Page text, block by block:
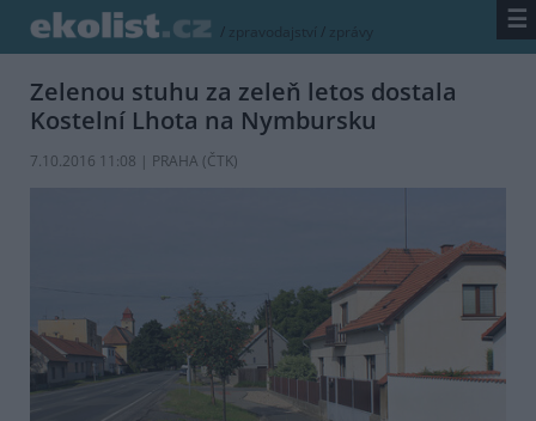
/ zpravodajství / zprávy ☰
Zelenou stuhu za zeleň letos dostala
Kostelní Lhota na Nymbursku
7.10.2016 11:08 | PRAHA (ČTK)